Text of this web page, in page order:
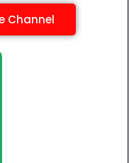
Channel